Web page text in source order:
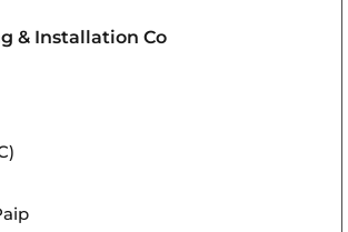
& Installation Co